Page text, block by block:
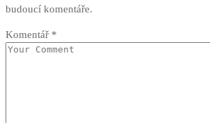
budoucí komentáře.
Komentář *